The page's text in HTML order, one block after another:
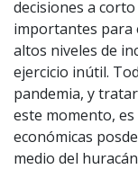
decisiones a
importantes para
altos niveles de
ejercicio inútil.
pandemia, y
este momento,
económicas
medio del